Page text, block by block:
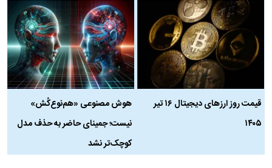
قیمت روز ارز‌های دیجیتال ۱۶ تیر
۱۴۰۵
هوش مصنوعی «هم‌نوع‌کُش»
نیست؛ جمینای حاضر به حذف مدل
کوچک‌تر نشد